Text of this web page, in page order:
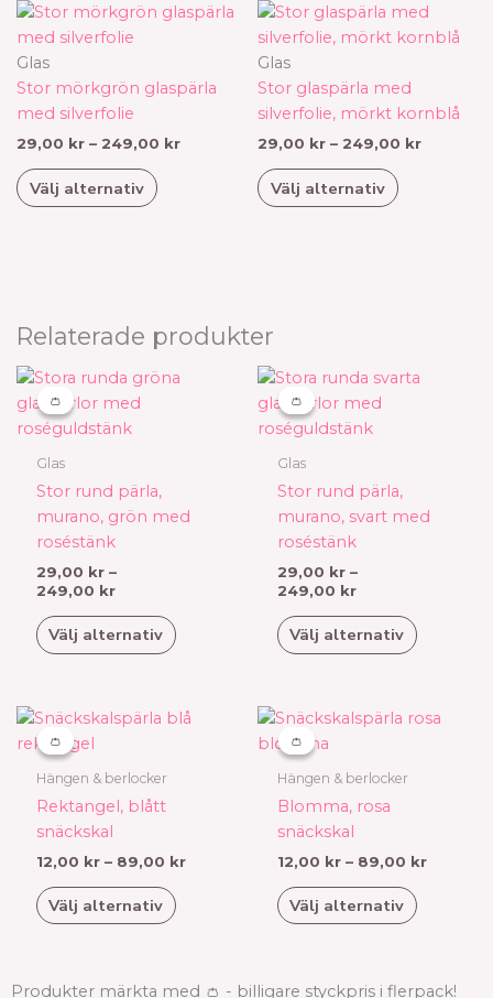
Glas
Stor mörkgrön glaspärla
med silverfolie
29,00 kr – 249,00 kr
till
Välj alternativ
här
flera
De
alternativen
Glas
Stor glaspärla med
silverfolie, mörkt kornblå
29,00 kr – 249,00 kr
till
249,00
Välj alternativ
här
produkten
flera
varianter.
De
alternativen
Relaterade produkter
👛
👛
Glas
Stor rund pärla,
murano, grön med
roséstänk
29,00 kr –
249,00 kr
Prisintervall:
29,00 kr
till
249,00 kr
Välj alternativ
Den
här
produkten
har
varianter.
De
olika
alternativen
väljas
på
👛
👛
Glas
Stor rund pärla,
murano, svart med
roséstänk
29,00 kr –
249,00 kr
Prisintervall:
till
249,00 kr
Välj alternativ
Den
här
produkten
har
varianter.
De
olika
alternativen
väljas
på
👛
👛
Hängen & berlocker
Rektangel, blått
snäckskal
12,00 kr – 89,00 kr
Prisintervall:
Välj alternativ
Den
här
produkten
flera
varianter.
De
olika
alternativen
👛
👛
Hängen & berlocker
Blomma, rosa
snäckskal
12,00 kr – 89,00 kr
Välj alternativ
Den
här
produkten
flera
varianter.
De
olika
alternativen
Produkter märkta med 👛 - billigare styckpris i flerpack!